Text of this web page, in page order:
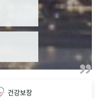
건강보장